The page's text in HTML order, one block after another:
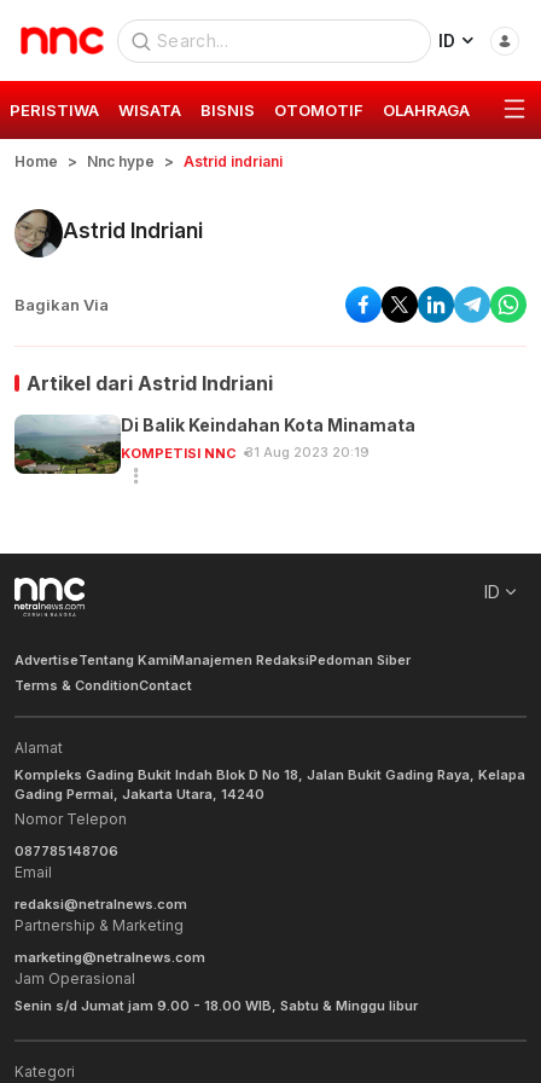
ID
PERISTIWA WISATA BISNIS OTOMOTIF OLAHRAGA GAYA
Home Nnc hype Astrid indriani
Astrid Indriani
Bagikan Via
Artikel dari Astrid Indriani
Di Balik Keindahan Kota Minamata
KOMPETISI NNC 31 Aug 2023 20:19
ID
AdvertiseTentang KamiManajemen RedaksiPedoman Siber
Terms & ConditionContact
Alamat
Kompleks Gading Bukit Indah Blok D No 18, Jalan Bukit Gading Raya, Kelapa
Gading Permai, Jakarta Utara, 14240
Nomor Telepon
087785148706
Email
redaksi@netralnews.com
Partnership & Marketing
marketing@netralnews.com
Jam Operasional
Senin s/d Jumat jam 9.00 - 18.00 WIB, Sabtu & Minggu libur
Kategori